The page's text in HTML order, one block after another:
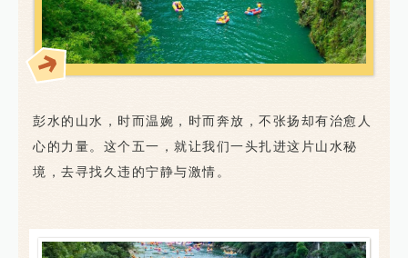
彭水的山水，时而温婉，时而奔放，不张扬却有治愈人
心的力量。这个五一，就让我们一头扎进这片山水秘
境，去寻找久违的宁静与激情。